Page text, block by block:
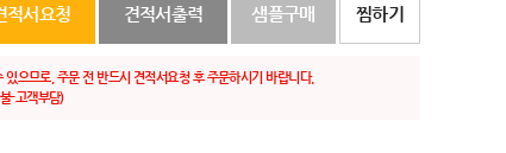
적서요청 견적서출력 샘플구매 찜하기
으므로, 주문 전 반드시 견적서요청 후 주문하시기 바랍니다.
-고객부담)